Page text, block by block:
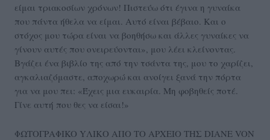
είμαι τριακοσίων χρόνων! Πιστεύω ότι έγινα η γυναίκα
που πάντα ήθελα να είμαι. Αυτό είναι βέβαιο. Και ο
στόχος μου τώρα είναι να βοηθήσω και άλλες γυναίκες να
γίνουν αυτές που ονειρεύονται», μου λέει κλείνοντας.
Βγάζει ένα βιβλίο της από την τσάντα της, μου το χαρίζει,
αγκαλιαζόμαστε, αποχωρώ και ανοίγει ξανά την πόρτα
για να μου πει: «Έχεις μια ευκαιρία. Μη φοβηθείς ποτέ.
Γίνε αυτή που θες να είσαι!»
ΦΩΤΟΓΡΑΦΙKO YΛΙΚΟ ΑΠΟ ΤΟ ΑΡΧΕΙΟ ΤΗΣ DIANE VON